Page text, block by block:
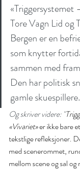
Search By
Thinking
Slug" on
«Triggersystemet
Tore Vagn Lid og
Bergen er en
som knytter
sammen med
Den har politisk
gamle skuespillere.
Og skriver videre: "
«Vivariet» er ikke bare
tekstlige refleksjoner.
med scenerommet,
mellom scene og sal